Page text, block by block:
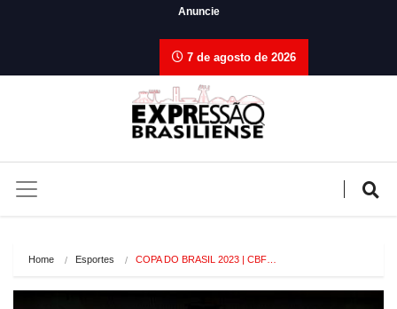
Anuncie
7 de agosto de 2026
Home Esportes COPA DO BRASIL 2023 | CBF…